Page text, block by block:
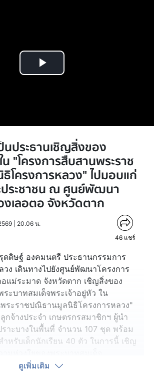
Play
ประธานเชิญสิ่งของ
"โครงการสืบสานพระราช
โครงการหลวง" ไปมอบแก่
ประชาชน ณ ศูนย์พัฒนา
งเลอตอ จังหวัดตาก
| 20.06 น.
46 แชร์
ดดิษฐ์ องคมนตรี ประธานกรรมการ
ง เดินทางไปยังศูนย์พัฒนาโครงการ
อแม่ระมาด จังหวัดตาก เชิญสิ่งของ
ะบาทสมเด็จพระเจ้าอยู่หัว ใน
ระราชปณิธานมูลนิธิโครงการหลวง"
กจ้างประจำ เกษตรกรสมาชิกฯ ผู้นำ
าะบางในพื้นที่ จำนวน 107 ชุด พร้อม
หรับเด็กนักเรียน 40 ตัว ในการนี้ เชิญ
สมเด็จพระนางเจ้า ฯ พระบรมราชินี ไป
ดูเพิ่มเติม